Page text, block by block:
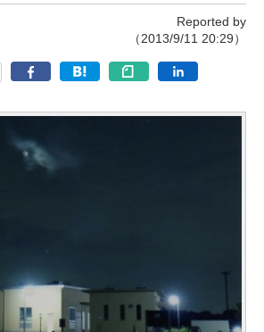
Reported by
（2013/9/11 20:29）